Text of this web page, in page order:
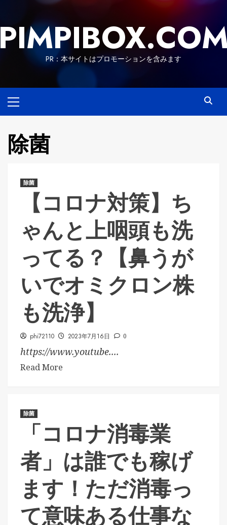
content
PR：本サイトはプロモーションを含みます
Menu
除菌
除菌
【コロナ対策】ち
ゃんと上咽頭も洗
ってる？【鼻うが
いでオミクロン株
も洗浄】
phi72110 2023年7月16日 0
https://www.youtube....
Read More
除菌
「コロナ消毒業
者」は誰でも稼げ
ます！ただ消毒っ
て意味ある仕事な